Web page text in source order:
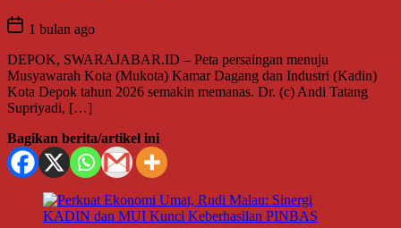
1 bulan ago
DEPOK, SWARAJABAR.ID – Peta persaingan menuju
Musyawarah Kota (Mukota) Kamar Dagang dan Industri (Kadin)
Kota Depok tahun 2026 semakin memanas. Dr. (c) Andi Tatang
Supriyadi, […]
Bagikan berita/artikel ini